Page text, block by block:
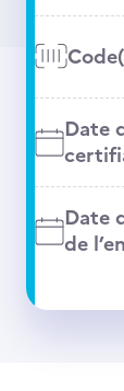
Date
Date
de